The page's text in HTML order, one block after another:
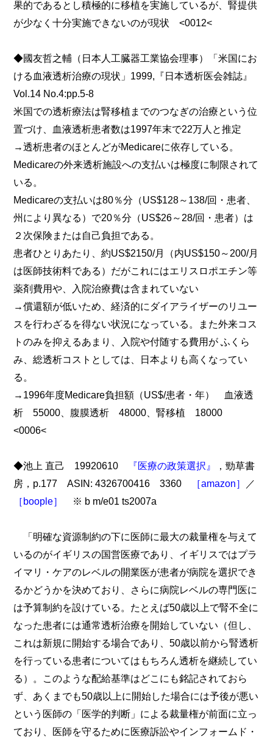
果的であるとし積極的に移植を実施しているが、腎提供
が少なく十分実施できないのが現状 <0012<
◆國友哲之輔（日本人工臓器工業協会理事）「米国にお
ける血液透析治療の現状」1999,『日本透析医会雑誌』
Vol.14 No.4:pp.5-8
米国での透析療法は腎移植までのつなぎの治療という位
置づけ、血液透析患者数は1997年末で22万人と推定
→透析患者のほとんどがMedicareに依存している。
Medicareの外来透析施設への支払いは極度に制限されて
いる。
Medicareの支払いは80％分（US$128～138/回・患者、
州により異なる）で20％分（US$26～28/回・患者）は
２次保険または自己負担である。
患者ひとりあたり、約US$2150/月（内US$150～200/月
は医師技術料である）だがこれにはエリスロポエチン等
薬剤費用や、入院治療費は含まれていない
→償還額が低いため、経済的にダイアライザーのリユー
スを行わざるを得ない状況になっている。また外来コス
トのみを抑えるあまり、入院や付随する費用が ふくら
み、総透析コストとしては、日本よりも高くなってい
る。
→1996年度Medicare負担額（US$/患者・年） 血液透
析 55000、腹膜透析 48000、腎移植 18000
<0006<
◆池上 直己 19920610 『医療の政策選択』
，勁草書
房，p.177 ASIN: 4326700416 3360
［amazon］
／
［boople］
※ b m/e01 ts2007a
「明確な資源制約の下に医師に最大の裁量権を与えて
いるのがイギリスの国営医療であり、イギリスではプラ
イマリ・ケアのレベルの開業医が患者が病院を選択でき
るかどうかを決めており、さらに病院レベルの専門医に
は予算制約を設けている。たとえば50歳以上で腎不全に
なった患者には通常透析治療を開始していない（但し、
これは新規に開始する場合であり、50歳以前から腎透析
を行っている患者についてはもちろん透析を継続してい
る）。このような配給基準はどこにも銘記されておら
ず、あくまでも50歳以上に開始した場合には予後が悪い
という医師の「医学的判断」による裁量権が前面に立っ
ており、医師を守るために医療訴訟やインフォームド・